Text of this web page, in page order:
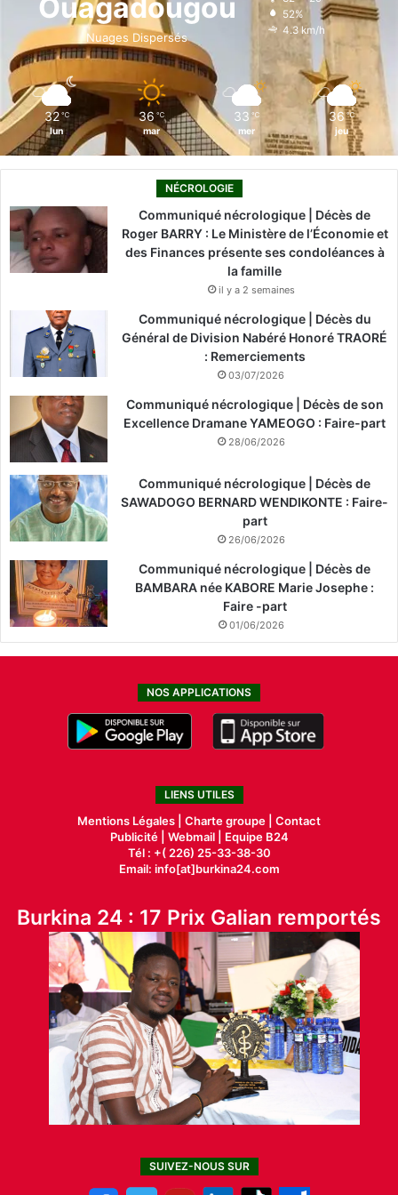
o
k
i
n
r
Ouagadougou
Nuages Dispersés
52%
4.3 km/h
32 ℃
lun
36 ℃
mar
33 ℃
mer
36 ℃
jeu
NÉCROLOGIE
Communiqué nécrologique | Décès de
Roger BARRY : Le Ministère de l’Économie et
des Finances présente ses condoléances à
la famille
il y a 2 semaines
Communiqué nécrologique | Décès du
Général de Division Nabéré Honoré TRAORÉ
: Remerciements
03/07/2026
Communiqué nécrologique | Décès de son
Excellence Dramane YAMEOGO : Faire-part
28/06/2026
Communiqué nécrologique | Décès de
SAWADOGO BERNARD WENDIKONTE : Faire-
part
26/06/2026
Communiqué nécrologique | Décès de
BAMBARA née KABORE Marie Josephe :
Faire -part
01/06/2026
NOS APPLICATIONS
LIENS UTILES
Mentions Légales | Charte groupe | Contact
Publicité| Webmail |
Equipe B24
Tél : +( 226) 25-33-38-30
Email: info[at]burkina24.com
Burkina 24 : 17 Prix Galian remportés
SUIVEZ-NOUS SUR